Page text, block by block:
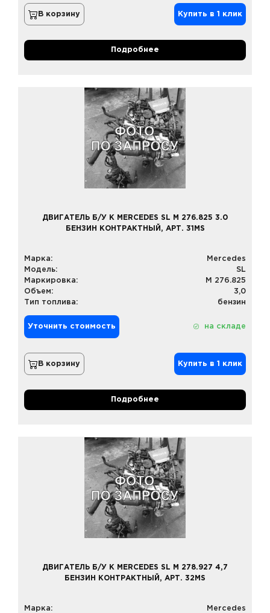
В корзину Купить в 1 клик
Подробнее
ДВИГАТЕЛЬ Б/У К MERCEDES SL M 276.825 3.0
БЕНЗИН КОНТРАКТНЫЙ, АРТ. 31MS
Марка:
Mercedes
Модель:
SL
Маркировка:
M 276.825
Объем:
3,0
Тип топлива:
бензин
Уточнить стоимость на складе
В корзину Купить в 1 клик
Подробнее
ДВИГАТЕЛЬ Б/У К MERCEDES SL M 278.927 4,7
БЕНЗИН КОНТРАКТНЫЙ, АРТ. 32MS
Марка:
Mercedes